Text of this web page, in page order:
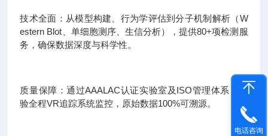
技术全面：从模型构建、行为学评估到分子机制解析（W
estern Blot、单细胞测序、生信分析），提供80+项检测服
务，确保数据深度与科学性。
质量保障：通过AAALAC认证实验室及ISO管理体系，实
验全程VR追踪系统监控，原始数据100%可溯源。
电话咨询